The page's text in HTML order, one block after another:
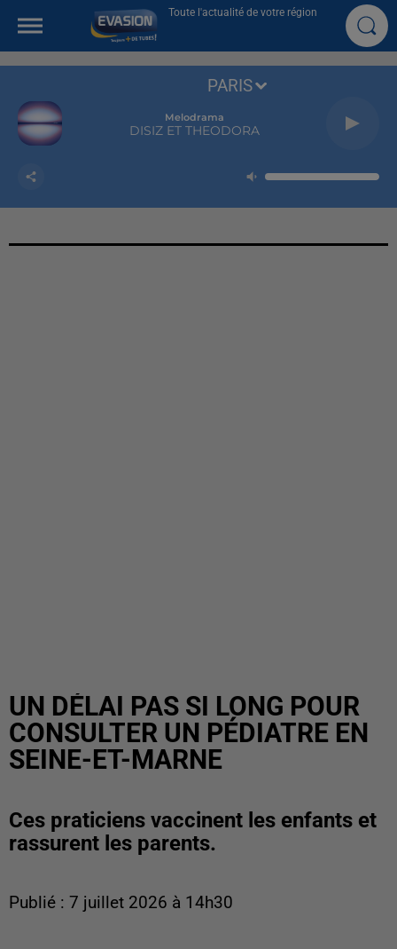
Toute l'actualité de votre région
Melodrama
DISIZ ET THEODORA
PARIS
UN DÉLAI PAS SI LONG POUR
CONSULTER UN PÉDIATRE EN
SEINE-ET-MARNE
Ces praticiens vaccinent les enfants et
rassurent les parents.
Publié : 7 juillet 2026 à 14h30